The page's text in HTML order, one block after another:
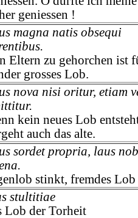
geniessen !
magna natis obsequi
Eltern zu gehorchen ist
grosses Lob.
nova nisi oritur, etiam
kein neues Lob
auch das alte.
sordet propria, laus
stinkt, fremdes Lob
stultitiae
Lob der Torheit